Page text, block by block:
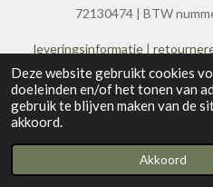
Deze website gebruikt cookies
doeleinden en/of het tonen van
gebruik te blijven maken van de
akkoord.
Akkoord
b
o
k
72130474 | BTW
leveringsinformatie |
privacy en